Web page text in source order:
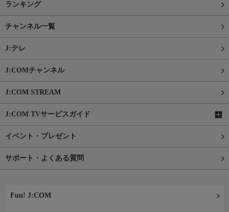
ランキング
チャンネル一覧
J:テレ
J:COMチャンネル
J:COM STREAM
J:COM TVサービスガイド
イベント・プレゼント
サポート・よくある質問
Fun! J:COM